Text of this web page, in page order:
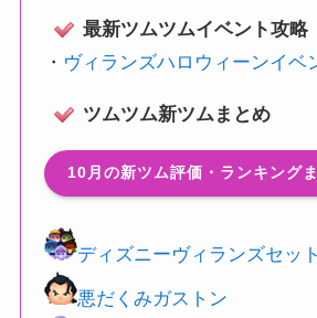
最新ツムツムイベント攻略
・ ヴィランズハロウィーンイベ
ツムツム新ツムまとめ
10月の新ツム評価・ランキング
ディズニーヴィランズセット
悪だくみガストン